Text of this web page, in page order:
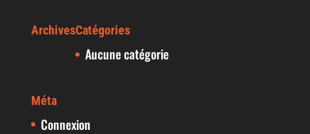
ArchivesCatégories
Aucune catégorie
Méta
Connexion